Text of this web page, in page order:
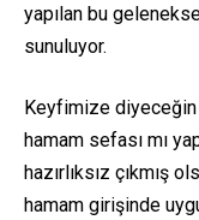
yapılan bu
sunuluyor.
Keyfimize diyeceğin
hamam sefası mı
hazırlıksız çıkmış
hamam girişinde